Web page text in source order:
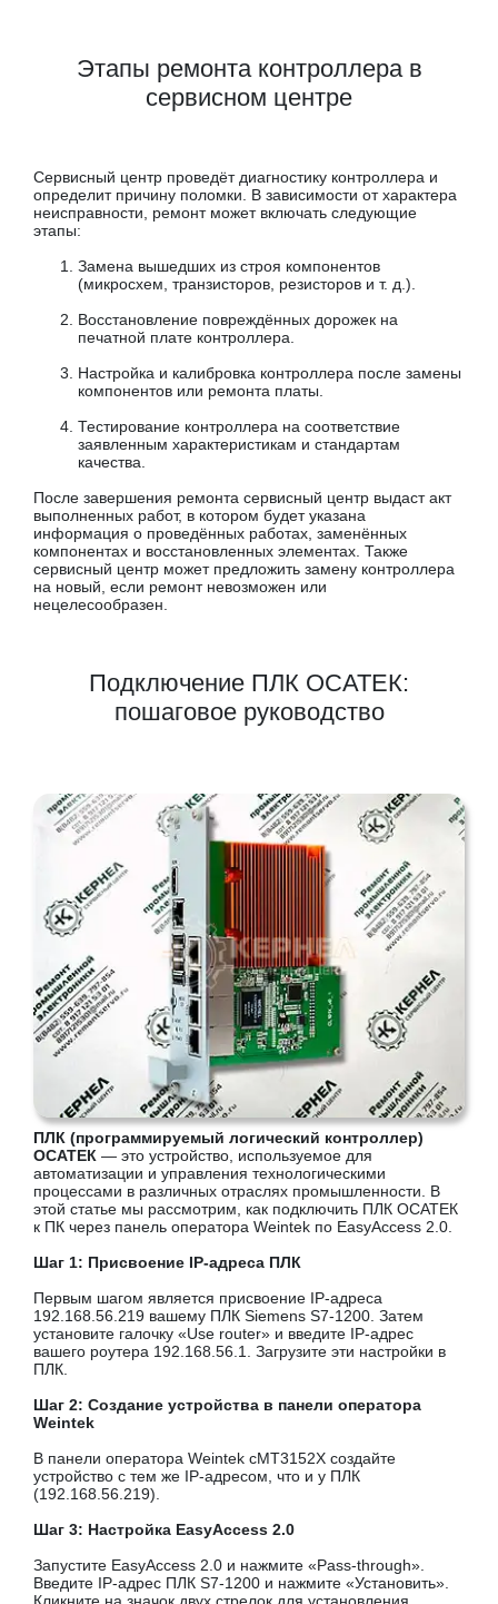
Этапы ремонта контроллера в
сервисном центре
Сервисный центр проведёт диагностику контроллера и
определит причину поломки. В зависимости от характера
неисправности, ремонт может включать следующие
этапы:
Замена вышедших из строя компонентов
(микросхем, транзисторов, резисторов и т. д.).
Восстановление повреждённых дорожек на
печатной плате контроллера.
Настройка и калибровка контроллера после замены
компонентов или ремонта платы.
Тестирование контроллера на соответствие
заявленным характеристикам и стандартам
качества.
После завершения ремонта сервисный центр выдаст акт
выполненных работ, в котором будет указана
информация о проведённых работах, заменённых
компонентах и восстановленных элементах. Также
сервисный центр может предложить замену контроллера
на новый, если ремонт невозможен или
нецелесообразен.
Подключение ПЛК ОСАТЕК:
пошаговое руководство
ПЛК (программируемый логический контроллер)
ОСАТЕК — это устройство, используемое для
автоматизации и управления технологическими
процессами в различных отраслях промышленности. В
этой статье мы рассмотрим, как подключить ПЛК ОСАТЕК
к ПК через панель оператора Weintek по EasyAccess 2.0.
Шаг 1: Присвоение IP-адреса ПЛК
Первым шагом является присвоение IP-адреса
192.168.56.219 вашему ПЛК Siemens S7-1200. Затем
установите галочку «Use router» и введите IP-адрес
вашего роутера 192.168.56.1. Загрузите эти настройки в
ПЛК.
Шаг 2: Создание устройства в панели оператора
Weintek
В панели оператора Weintek cMT3152X создайте
устройство с тем же IP-адресом, что и у ПЛК
(192.168.56.219).
Шаг 3: Настройка EasyAccess 2.0
Запустите EasyAccess 2.0 и нажмите «Pass-through».
Введите IP-адрес ПЛК S7-1200 и нажмите «Установить».